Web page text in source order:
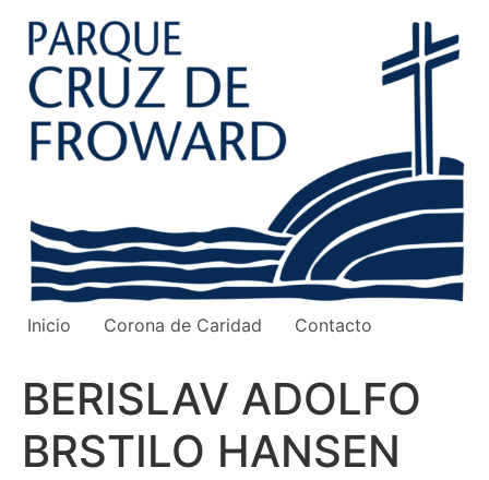
contenido
Inicio Corona de Caridad Contacto
BERISLAV ADOLFO
BRSTILO HANSEN